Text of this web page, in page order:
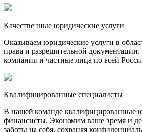
Качественные юридические услуги
Оказываем юридические услуги в
права и разрешительной
компании и частные лица по всей
Квалифицированные специалисты
В нашей команде квалифицированные
финансисты. Экономим ваше время и
заботы на себя, сохраняя